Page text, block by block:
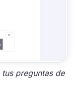
preguntas de